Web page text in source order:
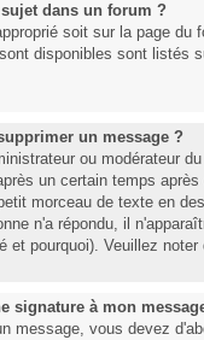
dans un forum ?
soit sur la page
disponibles sont listés
un message ?
ou modérateur
un certain temps
morceau de texte en
n'a répondu, il
et pourquoi). Veuillez
signature à mon
message, vous devez